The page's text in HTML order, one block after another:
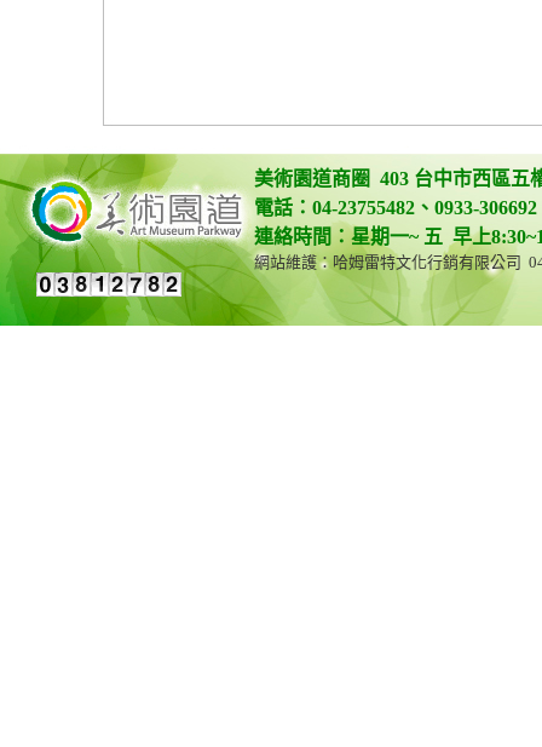
美術園道商圈 403 台中市西區五
電話：04-23755482、0933-
連絡時間：星期一~ 五 早上
網站維護：哈姆雷特文化行銷有限公司